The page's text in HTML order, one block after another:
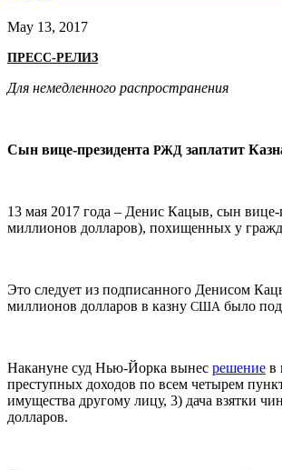
May 13, 2017
ПРЕСС-РЕЛИЗ
Для немедленного распространения
Сын вице-президента РЖД заплатит
13 мая 2017 года – Денис Кацыв, сын вице-
миллионов долларов), похищенных у
Это следует из подписанного Денисом
миллионов долларов в казну США было
Накануне суд Нью-Йорка вынес решение в
преступных доходов по всем четырем
имущества другому лицу, 3) дача взятки
долларов.